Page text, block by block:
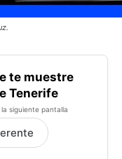
te muestre
Tenerife
siguiente pantalla